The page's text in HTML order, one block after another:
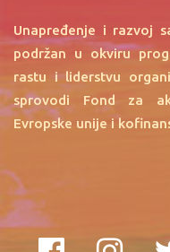
Unapređenje i razvoj
podržan u okviru
rastu i liderstvu
sprovodi Fond za
Evropske unije i